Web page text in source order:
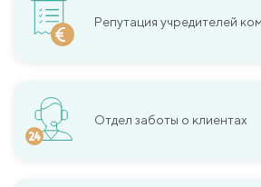
Репутация учредителей
Отдел заботы о клиентах